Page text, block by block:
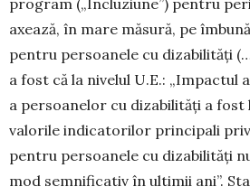
program („Incluziune”) pentru
axează, în mare măsură, pe
pentru persoa­nele cu dizabilități
a fost că la nivelul U.E.:
a persoanelor cu dizabilități a fost
valorile indicatorilor principali
pentru persoanele cu dizabili­tăți
mod semnificativ în ultimii ani”.